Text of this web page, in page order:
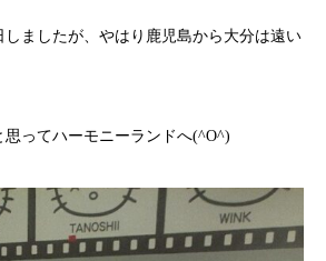
しましたが、やはり鹿児島から大分は遠い
ってハーモニーランドへ(^O^)